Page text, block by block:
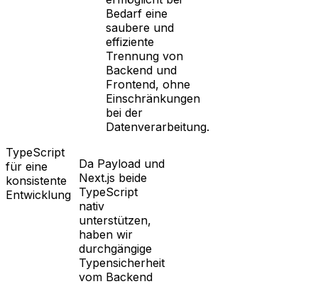
Bedarf eine
saubere und
effiziente
Trennung von
Backend und
Frontend, ohne
Einschränkungen
bei der
Datenverarbeitung.
TypeScript
für eine
konsistente
Entwicklung
Da Payload und
Next.js beide
TypeScript
nativ
unterstützen,
haben wir
durchgängige
Typensicherheit
vom Backend